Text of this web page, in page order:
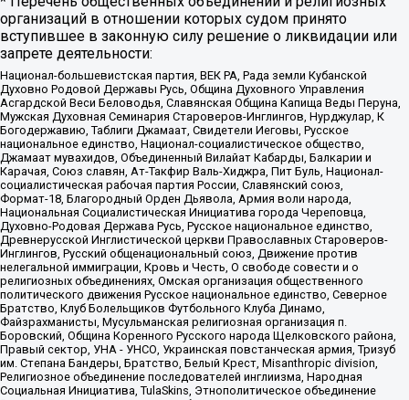
организаций в отношении которых судом принято
вступившее в законную силу решение о ликвидации или
запрете деятельности:
Национал-большевистская партия, ВЕК РА, Рада земли Кубанской
Духовно Родовой Державы Русь, Община Духовного Управления
Асгардской Веси Беловодья, Славянская Община Капища Веды Перуна,
Мужская Духовная Семинария Староверов-Инглингов, Нурджулар, К
Богодержавию, Таблиги Джамаат, Свидетели Иеговы, Русское
национальное единство, Национал-социалистическое общество,
Джамаат мувахидов, Объединенный Вилайат Кабарды, Балкарии и
Карачая, Союз славян, Ат-Такфир Валь-Хиджра, Пит Буль, Национал-
социалистическая рабочая партия России, Славянский союз,
Формат-18, Благородный Орден Дьявола, Армия воли народа,
Национальная Социалистическая Инициатива города Череповца,
Духовно-Родовая Держава Русь, Русское национальное единство,
Древнерусской Инглистической церкви Православных Староверов-
Инглингов, Русский общенациональный союз, Движение против
нелегальной иммиграции, Кровь и Честь, О свободе совести и о
религиозных объединениях, Омская организация общественного
политического движения Русское национальное единство, Северное
Братство, Клуб Болельщиков Футбольного Клуба Динамо,
Файзрахманисты, Мусульманская религиозная организация п.
Боровский, Община Коренного Русского народа Щелковского района,
Правый сектор, УНА - УНСО, Украинская повстанческая армия, Тризуб
им. Степана Бандеры, Братство, Белый Крест, Misanthropic division,
Религиозное объединение последователей инглиизма, Народная
Социальная Инициатива, TulaSkins, Этнополитическое объединение